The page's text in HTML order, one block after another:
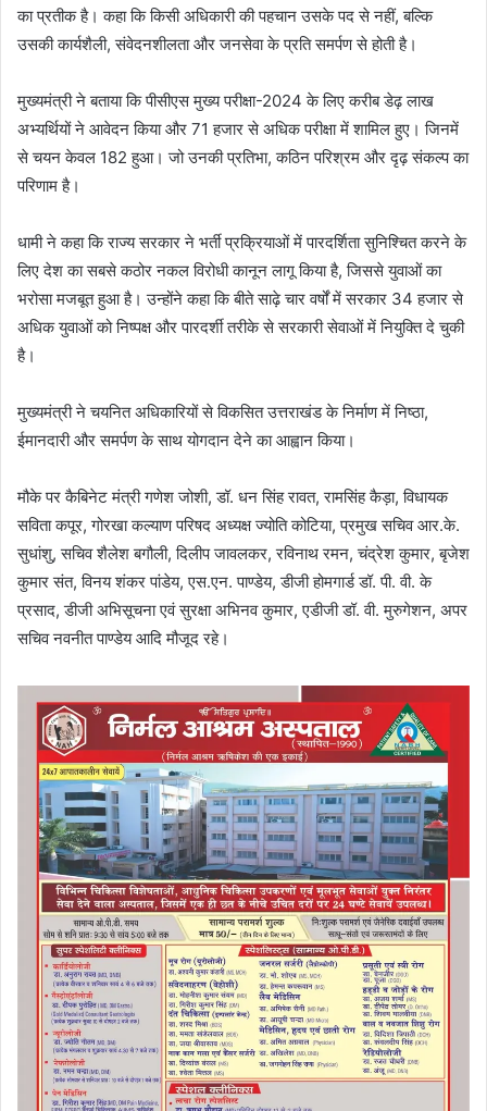
का प्रतीक है। कहा कि किसी अधिकारी की पहचान उसके पद से नहीं, बल्कि
उसकी कार्यशैली, संवेदनशीलता और जनसेवा के प्रति समर्पण से होती है।
मुख्यमंत्री ने बताया कि पीसीएस मुख्य परीक्षा-2024 के लिए करीब डेढ़ लाख
अभ्यर्थियों ने आवेदन किया और 71 हजार से अधिक परीक्षा में शामिल हुए। जिनमें
से चयन केवल 182 हुआ। जो उनकी प्रतिभा, कठिन परिश्रम और दृढ़ संकल्प का
परिणाम है।
धामी ने कहा कि राज्य सरकार ने भर्ती प्रक्रियाओं में पारदर्शिता सुनिश्चित करने के
लिए देश का सबसे कठोर नकल विरोधी कानून लागू किया है, जिससे युवाओं का
भरोसा मजबूत हुआ है। उन्होंने कहा कि बीते साढ़े चार वर्षों में सरकार 34 हजार से
अधिक युवाओं को निष्पक्ष और पारदर्शी तरीके से सरकारी सेवाओं में नियुक्ति दे चुकी
है।
मुख्यमंत्री ने चयनित अधिकारियों से विकसित उत्तराखंड के निर्माण में निष्ठा,
ईमानदारी और समर्पण के साथ योगदान देने का आह्वान किया।
मौके पर कैबिनेट मंत्री गणेश जोशी, डॉ. धन सिंह रावत, रामसिंह कैड़ा, विधायक
सविता कपूर, गोरखा कल्याण परिषद अध्यक्ष ज्योति कोटिया, प्रमुख सचिव आर.के.
सुधांशु, सचिव शैलेश बगौली, दिलीप जावलकर, रविनाथ रमन, चंद्रेश कुमार, बृजेश
कुमार संत, विनय शंकर पांडेय, एस.एन. पाण्डेय, डीजी होमगार्ड डॉ. पी. वी. के
प्रसाद, डीजी अभिसूचना एवं सुरक्षा अभिनव कुमार, एडीजी डॉ. वी. मुरुगेशन, अपर
सचिव नवनीत पाण्डेय आदि मौजूद रहे।